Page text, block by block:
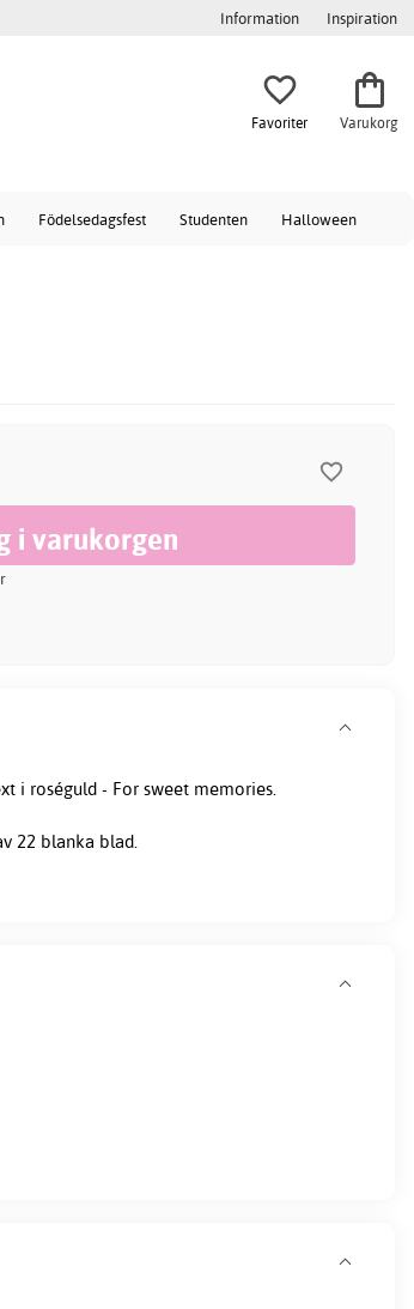
Information Inspiration
Favoriter Varukorg
Födelsedagsfest Studenten Halloween
i roséguld - For sweet memories.
22 blanka blad.